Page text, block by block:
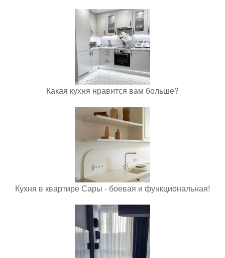
Какая кухня нравится вам больше?
Кухня в квартире Сары - боевая и функциональная!